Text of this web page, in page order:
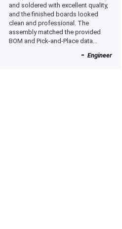
and soldered with excellent quality,
and the finished boards looked
clean and professional. The
assembly matched the provided
BOM and Pick-and-Place data
expected after receiving the boards.
Engineer